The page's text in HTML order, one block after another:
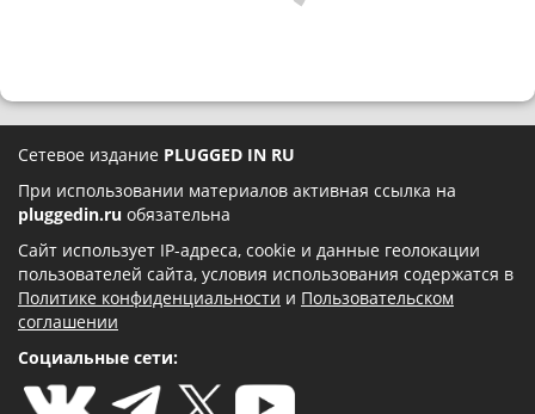
Сетевое издание PLUGGED IN RU
При использовании материалов активная ссылка на
pluggedin.ru обязательна
Сайт использует IP-адреса, cookie и данные геолокации
пользователей сайта, условия использования содержатся в
Политике конфиденциальности и Пользовательском
соглашении
Социальные сети: